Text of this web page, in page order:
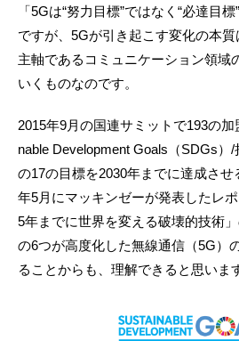
「5Gは“努力目標”ではなく“必達目
ですが、5Gが引き起こす変化の本
主軸であるコミュニケーション領域
いくものなのです。
2015年9月の国連サミットで193の
nable Development Goals（SDGs）/
の17の目標を2030年までに達成さ
年5月にマッキンゼーが発表したレ
5年までに世界を変える破壊的技術
の6つが高度化した無線通信（5G）
ることからも、理解できると思いま